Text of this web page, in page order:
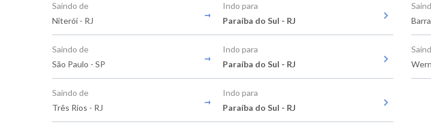
Saindo de
Niterói - RJ
Indo para
Paraíba do Sul - RJ
Saindo de
São Paulo - SP
Indo para
Paraíba do Sul - RJ
Saindo de
Três Rios - RJ
Indo para
Paraíba do Sul - RJ